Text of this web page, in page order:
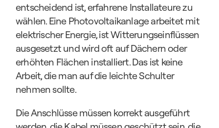
entscheidend ist, erfahrene Installateure zu
wählen. Eine Photovoltaikanlage arbeitet mit
elektrischer Energie, ist Witterungseinflüssen
ausgesetzt und wird oft auf Dächern oder
erhöhten Flächen installiert. Das ist keine
Arbeit, die man auf die leichte Schulter
nehmen sollte.
Die Anschlüsse müssen korrekt ausgeführt